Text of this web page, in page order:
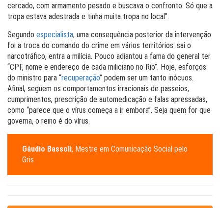
cercado, com armamento pesado e buscava o confronto. Só que a
tropa estava adestrada e tinha muita tropa no local”.
Segundo especialista, uma consequência posterior da intervenção
foi a troca do comando do crime em vários territórios: sai o
narcotráfico, entra a milícia. Pouco adiantou a fama do general ter
“CPF, nome e endereço de cada miliciano no Rio”. Hoje, esforços
do ministro para “recuperação” podem ser um tanto inócuos.
Afinal, seguem os comportamentos irracionais de passeios,
cumprimentos, prescrição de automedicação e falas apressadas,
como “parece que o vírus começa a ir embora”. Seja quem for que
governa, o reino é do vírus.
Gáudio Bassoli, Mestre em Comunicação Social pelo
Gris